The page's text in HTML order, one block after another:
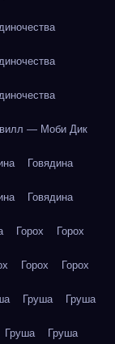
— Моби Дик
Говядина
Говядина
Горох Горох
Горох Горох
Груша Груша
Груша Груша